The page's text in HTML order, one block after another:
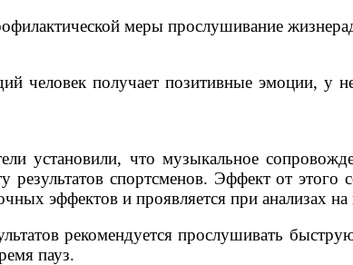
меры прослушивание
человек получает позитивные эмоции, у
установили, что музыкальное
результатов спортсменов. Эффект от
эффектов и проявляется при анализах
рекомендуется прослушивать
пауз.